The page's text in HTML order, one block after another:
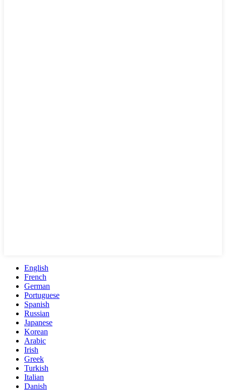
English
French
German
Portuguese
Spanish
Russian
Japanese
Korean
Arabic
Irish
Greek
Turkish
Italian
Danish